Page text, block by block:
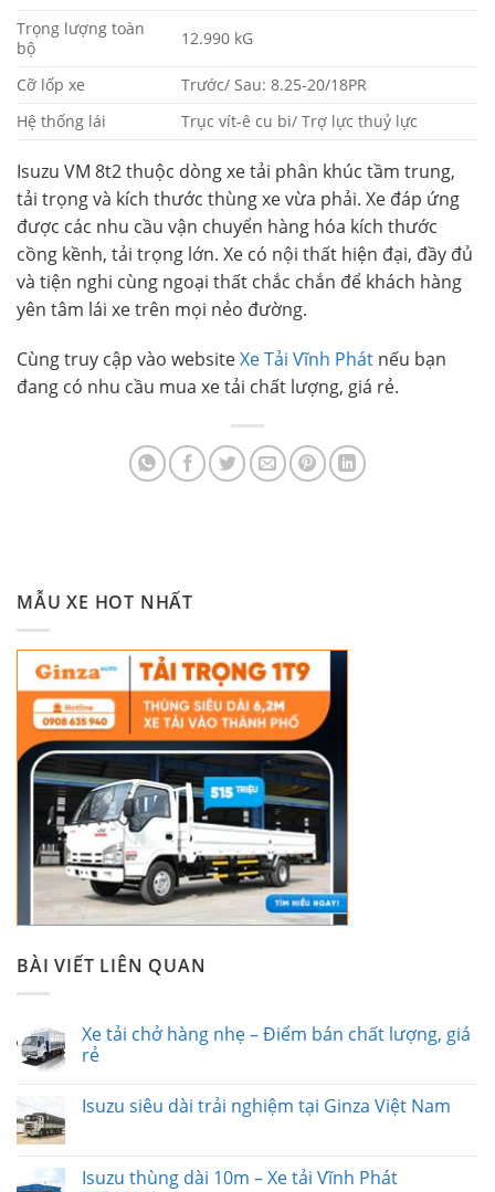
Trọng lượng toàn
bộ
12.990 kG
Cỡ lốp xe
Trước/ Sau: 8.25-20/18PR
Hệ thống lái
Trục vít-ê cu bi/ Trợ lực thuỷ lực
Isuzu VM 8t2 thuộc dòng xe tải phân khúc tầm trung,
tải trọng và kích thước thùng xe vừa phải. Xe đáp ứng
được các nhu cầu vận chuyển hàng hóa kích thước
cồng kềnh, tải trọng lớn. Xe có nội thất hiện đại, đầy đủ
và tiện nghi cùng ngoại thất chắc chắn để khách hàng
yên tâm lái xe trên mọi nẻo đường.
Cùng truy cập vào websiteXe Tải Vĩnh Phát nếu bạn
đang có nhu cầu mua xe tải chất lượng, giá rẻ.
MẪU XE HOT NHẤT
BÀI VIẾT LIÊN QUAN
Xe tải chở hàng nhẹ – Điểm bán chất lượng, giá
rẻ
Isuzu siêu dài trải nghiệm tại Ginza Việt Nam
Isuzu thùng dài 10m – Xe tải Vĩnh Phát